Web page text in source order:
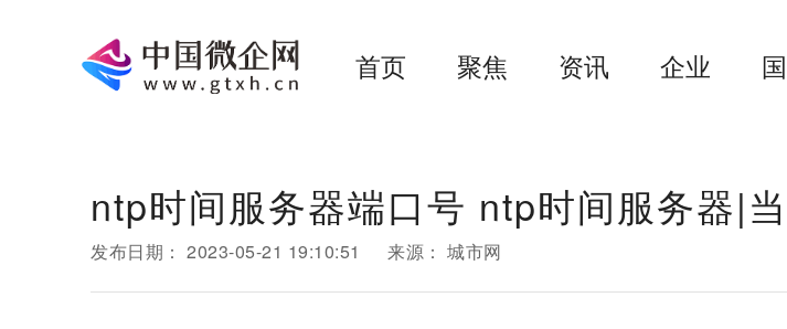
首页 聚焦 资讯 企业
ntp时间服务器端口号 ntp时间服务器|
发布日期： 2023-05-21 19:10:51 来源： 城市网